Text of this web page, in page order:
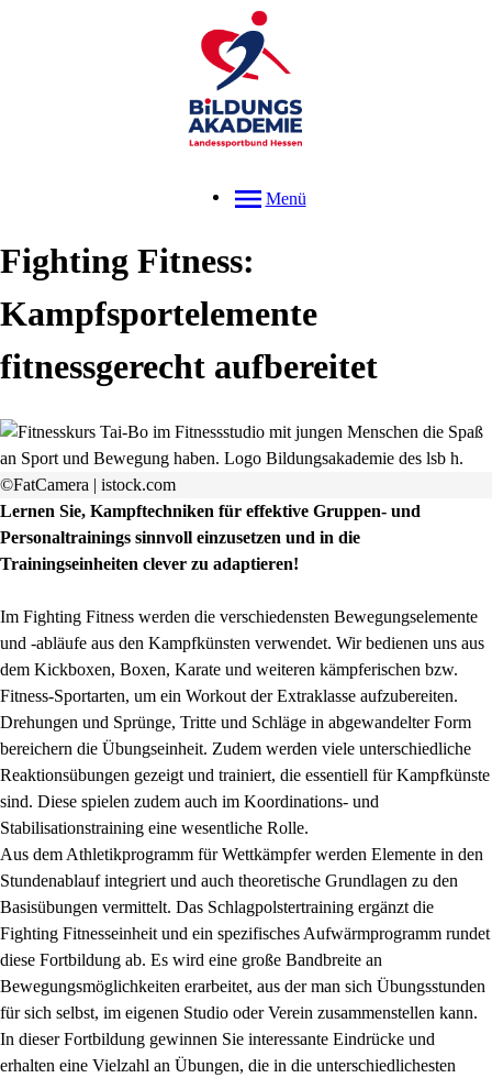
Menü
Fighting Fitness:
Kampfsportelemente
fitnessgerecht aufbereitet
©FatCamera | istock.com
Lernen Sie, Kampftechniken für effektive Gruppen‑ und
Personaltrainings sinnvoll einzusetzen und in die
Trainingseinheiten clever zu adaptieren!
Im Fighting Fitness werden die verschiedensten Bewegungselemente
und -abläufe aus den Kampfkünsten verwendet. Wir bedienen uns aus
dem Kickboxen, Boxen, Karate und weiteren kämpferischen bzw.
Fitness-Sportarten, um ein Workout der Extraklasse aufzubereiten.
Drehungen und Sprünge, Tritte und Schläge in abgewandelter Form
bereichern die Übungseinheit. Zudem werden viele unterschiedliche
Reaktionsübungen gezeigt und trainiert, die essentiell für Kampfkünste
sind. Diese spielen zudem auch im Koordinations- und
Stabilisationstraining eine wesentliche Rolle.
Aus dem Athletikprogramm für Wettkämpfer werden Elemente in den
Stundenablauf integriert und auch theoretische Grundlagen zu den
Basisübungen vermittelt. Das Schlagpolstertraining ergänzt die
Fighting Fitnesseinheit und ein spezifisches Aufwärmprogramm rundet
diese Fortbildung ab. Es wird eine große Bandbreite an
Bewegungsmöglichkeiten erarbeitet, aus der man sich Übungsstunden
für sich selbst, im eigenen Studio oder Verein zusammenstellen kann.
In dieser Fortbildung gewinnen Sie interessante Eindrücke und
erhalten eine Vielzahl an Übungen, die in die unterschiedlichesten